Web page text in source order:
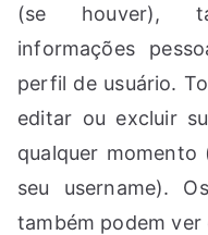
(se houver),
informações
perfil de usuário.
editar ou excluir
qualquer
seu username).
também podem